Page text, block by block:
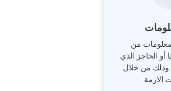
من
أو الحاجز الذي
وذلك من خلال
الازمة